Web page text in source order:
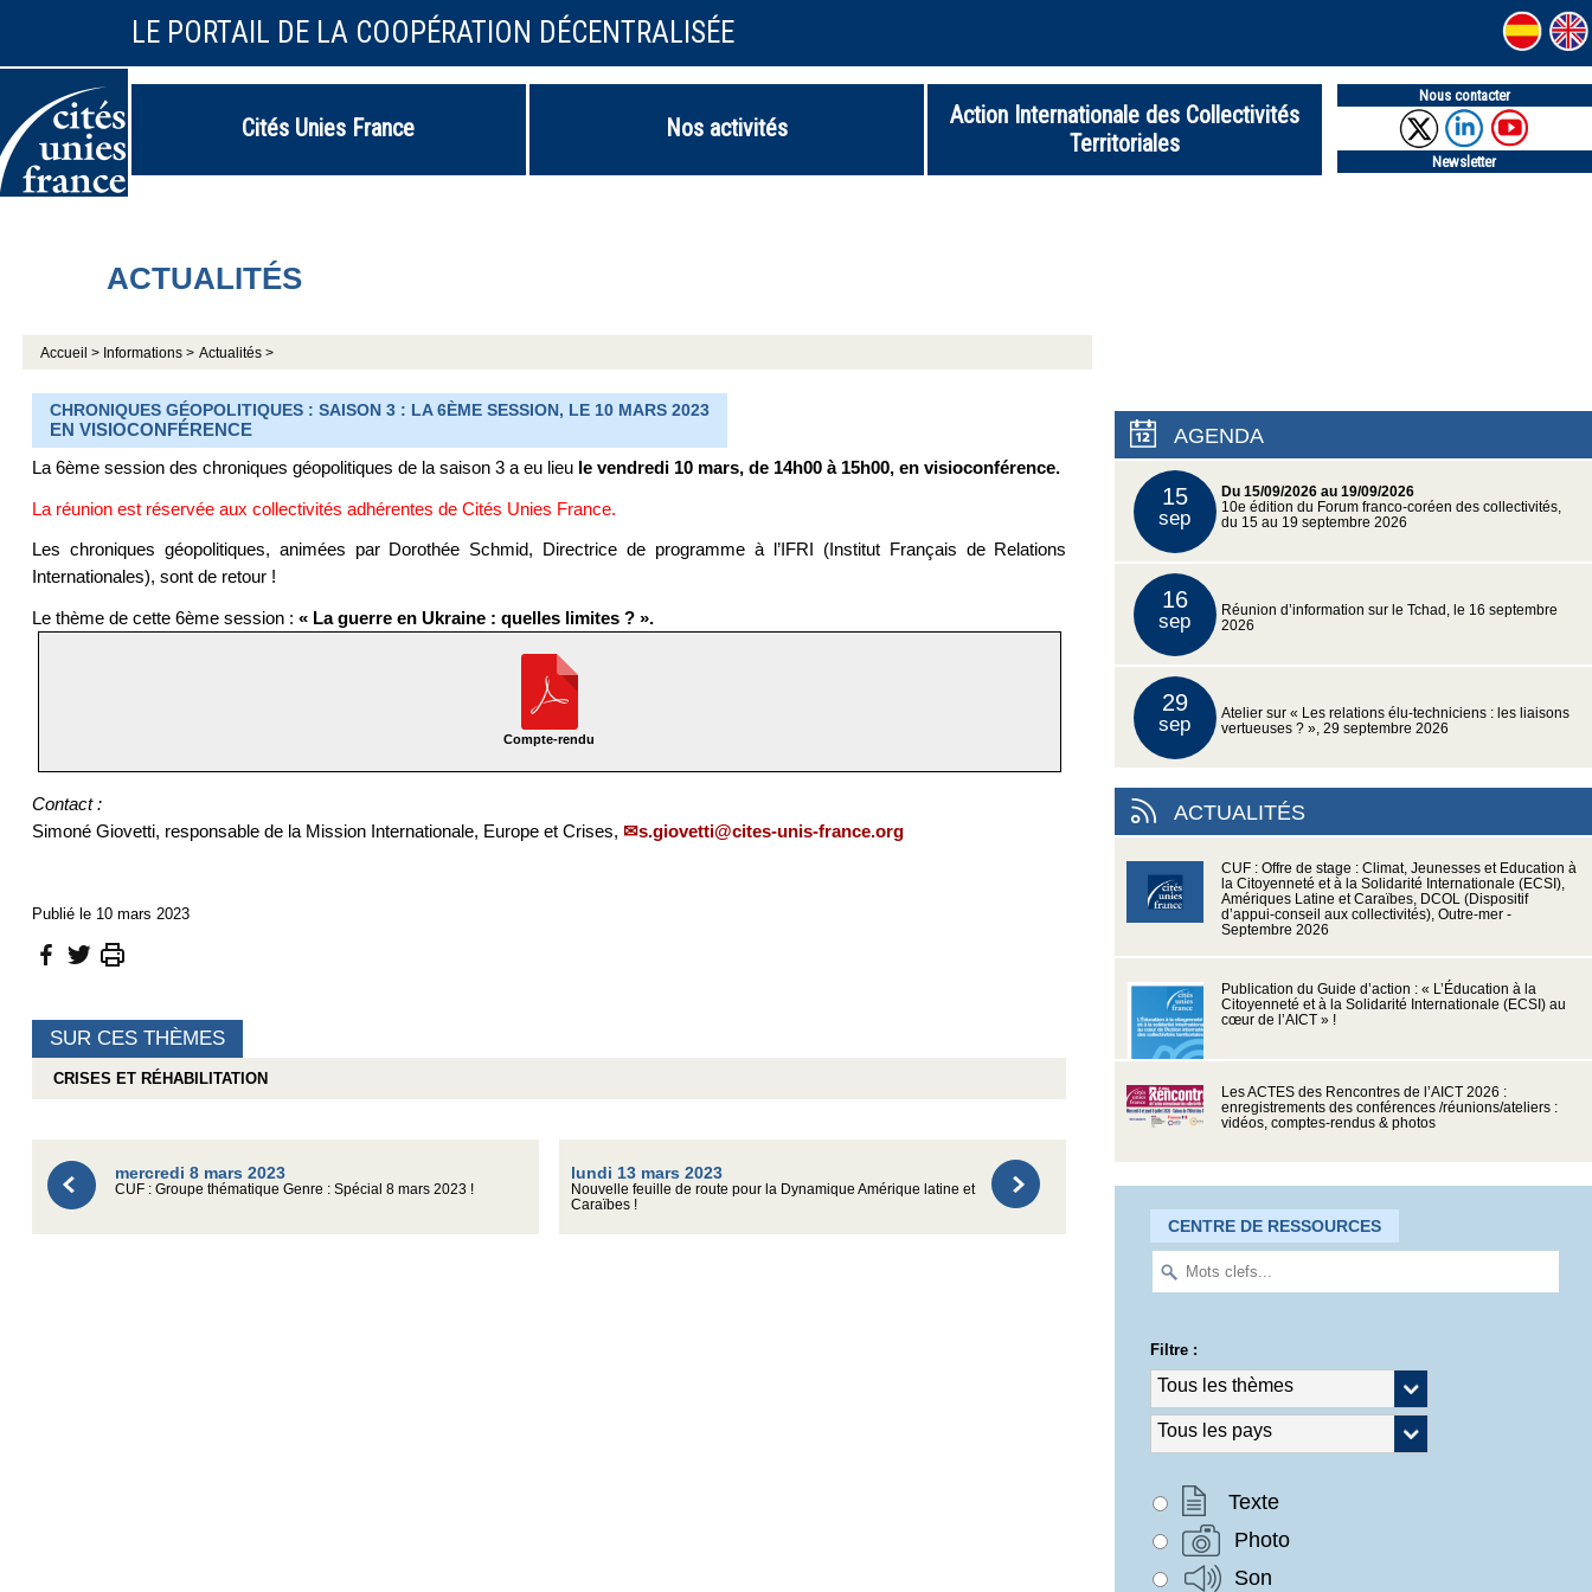
LE PORTAIL DE LA COOPÉRATION DÉCENTRALISÉE
Cités Unies France Nos activités
Action Internationale des Collectivités
Territoriales
Nous contacter
Newsletter
ACTUALITÉS
Accueil > Informations > Actualités >
CHRONIQUES GÉOPOLITIQUES : SAISON 3 : LA 6ÈME SESSION, LE 10 MARS 2023
EN VISIOCONFÉRENCE
La 6ème session des chroniques géopolitiques de la saison 3 a eu lieu le vendredi 10 mars, de 14h00 à 15h00, en visioconférence.
La réunion est réservée aux collectivités adhérentes de Cités Unies France.
Les chroniques géopolitiques, animées par Dorothée Schmid, Directrice de programme à l’IFRI (Institut Français de Relations
Internationales), sont de retour !
Le thème de cette 6ème session : « La guerre en Ukraine : quelles limites ? ».
Compte-rendu
Contact :
Simoné Giovetti, responsable de la Mission Internationale, Europe et Crises,
s.giovetti@cites-unis-france.org
Publié le 10 mars 2023
SUR CES THÈMES
CRISES ET RÉHABILITATION
mercredi 8 mars 2023
CUF : Groupe thématique Genre : Spécial 8 mars 2023 !
lundi 13 mars 2023
Nouvelle feuille de route pour la Dynamique Amérique latine et
Caraïbes !
AGENDA
15
sep
Du 15/09/2026 au 19/09/2026
10e édition du Forum franco-coréen des collectivités,
du 15 au 19 septembre 2026
16
sep
Réunion d’information sur le Tchad, le 16 septembre
2026
29
sep
Atelier sur « Les relations élu-techniciens : les liaisons
vertueuses ? », 29 septembre 2026
ACTUALITÉS
CUF : Offre de stage : Climat, Jeunesses et Education à
la Citoyenneté et à la Solidarité Internationale (ECSI),
Amériques Latine et Caraïbes, DCOL (Dispositif
d’appui-conseil aux collectivités), Outre-mer -
Septembre 2026
Publication du Guide d’action : « L’Éducation à la
Citoyenneté et à la Solidarité Internationale (ECSI) au
cœur de l’AICT » !
Les ACTES des Rencontres de l’AICT 2026 :
enregistrements des conférences /réunions/ateliers :
vidéos, comptes-rendus & photos
CENTRE DE RESSOURCES
Filtre :
Texte
Photo
Son